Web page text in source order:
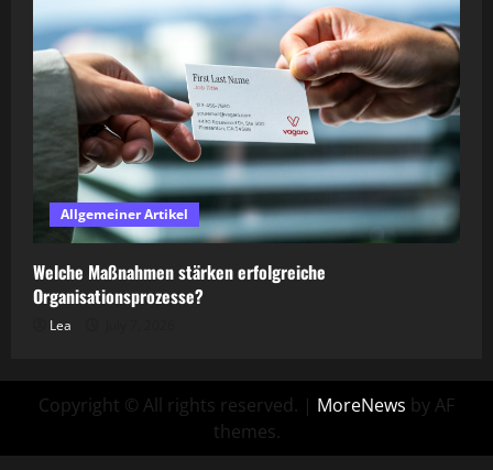
Allgemeiner Artikel
Welche Maßnahmen stärken erfolgreiche
Organisationsprozesse?
Lea
Copyright © All rights reserved. | MoreNews by AF
themes.